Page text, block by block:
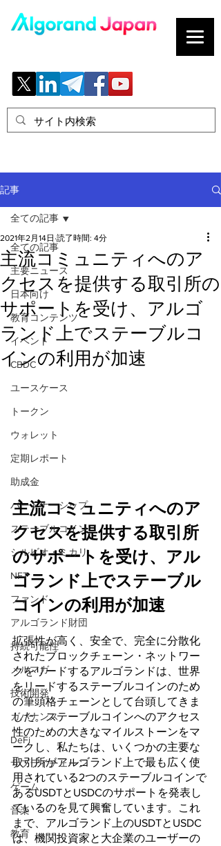
記事
全ての記事
主要ニュース
日本向け
教育コンテンツ
イベント
CBDC
ユースケース
トークン
ウォレット
定期レポート
助成金
パートナーシップ
ステーブルコイン
シルビオ・ミカリ
NFT
ファンド
アルゴランド財団
持続可能性
メルマガ
技術開発
ガバナンス
DeFi
サプライチェーン
ゲーム
音楽
教育
全ての記事
主流コミュニティへのア
クセスを提供する取引所の
サポートを受け、アルゴ
ランド上でステーブルコ
インの利用が加速
2021年2月14日 読了時間: 4分
主流コミュニティへのア
クセスを提供する取引所
のサポートを受け、アル
ゴランド上でステーブル
コインの利用が加速
拡張性が高く、安全で、完全に分散化
されたブロックチェーン・ネットワー
クをリードするアルゴランドは、世界
をリードするステーブルコインのため
の筆頭格チェーンとして台頭してきま
した。ステーブルコインへのアクセス
性のための大きなマイルストーンをマ
ークし、私たちは、いくつかの主要な
取引所がアルゴランド上で最も広く使
用されている2つのステーブルコインで
あるUSDTとUSDCのサポートを発表し
ているのを見て興奮しています。これ
まで、アルゴランド上のUSDTとUSDC
は、機関投資家と大企業のユーザーの